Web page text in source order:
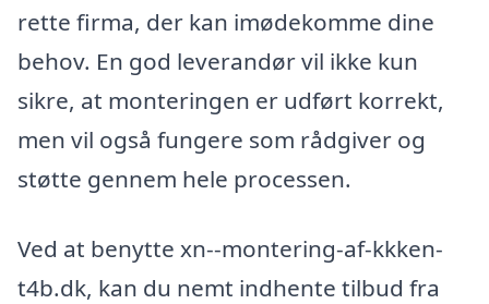
rette firma, der kan imødekomme dine
behov. En god leverandør vil ikke kun
sikre, at monteringen er udført korrekt,
men vil også fungere som rådgiver og
støtte gennem hele processen.
Ved at benytte xn--montering-af-kkken-
t4b.dk, kan du nemt indhente tilbud fra